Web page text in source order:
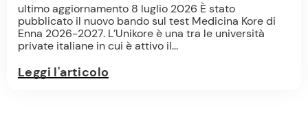
ultimo aggiornamento 8 luglio 2026 È stato
pubblicato il nuovo bando sul test Medicina Kore di
Enna 2026-2027. L’Unikore è una tra le università
private italiane in cui è attivo il...
Leggi l'articolo